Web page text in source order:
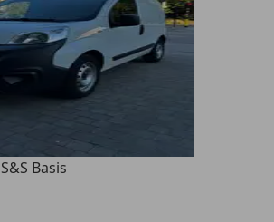
Basis